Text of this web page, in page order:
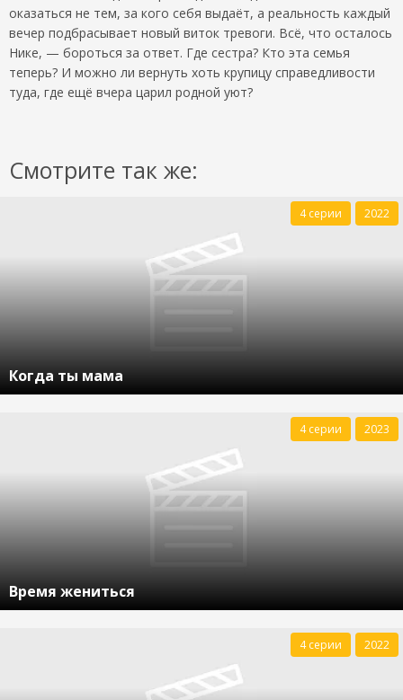
оказаться не тем, за кого себя выдаёт, а реальность каждый
вечер подбрасывает новый виток тревоги. Всё, что осталось
Нике, — бороться за ответ. Где сестра? Кто эта семья
теперь? И можно ли вернуть хоть крупицу справедливости
туда, где ещё вчера царил родной уют?
Смотрите так же:
Когда ты мама
4 серии 2022
Время жениться
4 серии 2023
4 серии 2022